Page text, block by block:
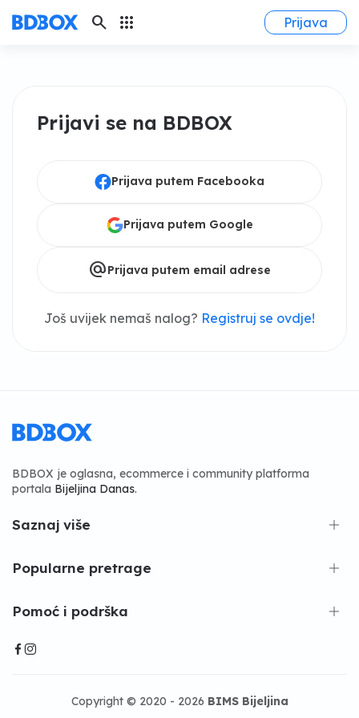
search apps Prijava
Prijavi se na BDBOX
Prijava putem Facebooka
Prijava putem Google
alternate_emailPrijava putem email adrese
Još uvijek nemaš nalog? Registruj se ovdje!
BDBOX je oglasna, ecommerce i community platforma
portala Bijeljina Danas.
Saznaj više
Popularne pretrage
Pomoć i podrška
Copyright © 2020 - 2026 BIMS Bijeljina